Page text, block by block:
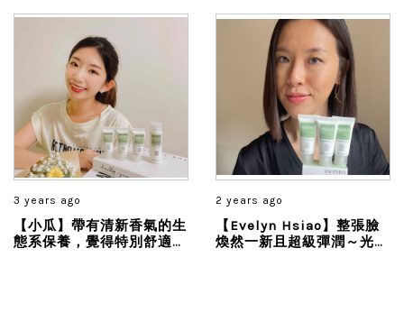
3 years ago
【小瓜】帶有清新香氣的生
態系保養，覺得特別舒適、
2 years ago
【Evelyn Hsiao】整張臉
煥然一新且超級彈潤～光澤